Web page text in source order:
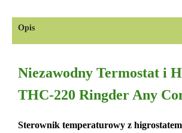
Opis
Niezawodny Termostat i
THC-220 Ringder Any
Sterownik temperaturowy z